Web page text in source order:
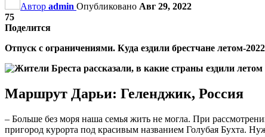
Автор admin Опубликовано Авг 29, 2022
75
Поделится
Отпуск с ограничениями. Куда ездили брестчане летом-
Маршрут Дарьи: Геленджик, Россия
– Больше без моря наша семья жить не могла. При
пригород курорта под красивым названием Голубая Бухта.